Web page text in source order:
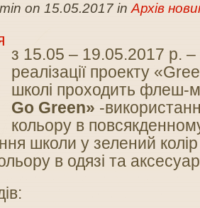
on 15.05.2017 inАрхів
з 15.05 – 19.05.2017 р.
реалізації проекту
школі проходить флеш-
Go Green» -
кольору в
школи у зелений
в одязі та